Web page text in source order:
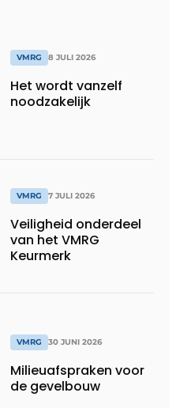
VMRG 8 JULI 2026
Het wordt vanzelf
noodzakelijk
VMRG 7 JULI 2026
Veiligheid onderdeel
van het VMRG
Keurmerk
VMRG 30 JUNI 2026
Milieuafspraken voor
de gevelbouw